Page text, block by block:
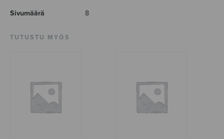
Sivumäärä 8
TUTUSTU MYÖS